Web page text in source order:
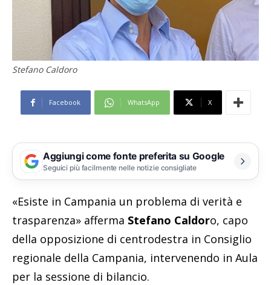
Stefano Caldoro
Facebook WhatsApp X
Aggiungi come fonte preferita su Google
Seguici più facilmente nelle notizie consigliate
«Esiste in Campania un problema di verità e
trasparenza» afferma Stefano Caldoro, capo
della opposizione di centrodestra in Consiglio
regionale della Campania, intervenendo in Aula
per la sessione di bilancio.